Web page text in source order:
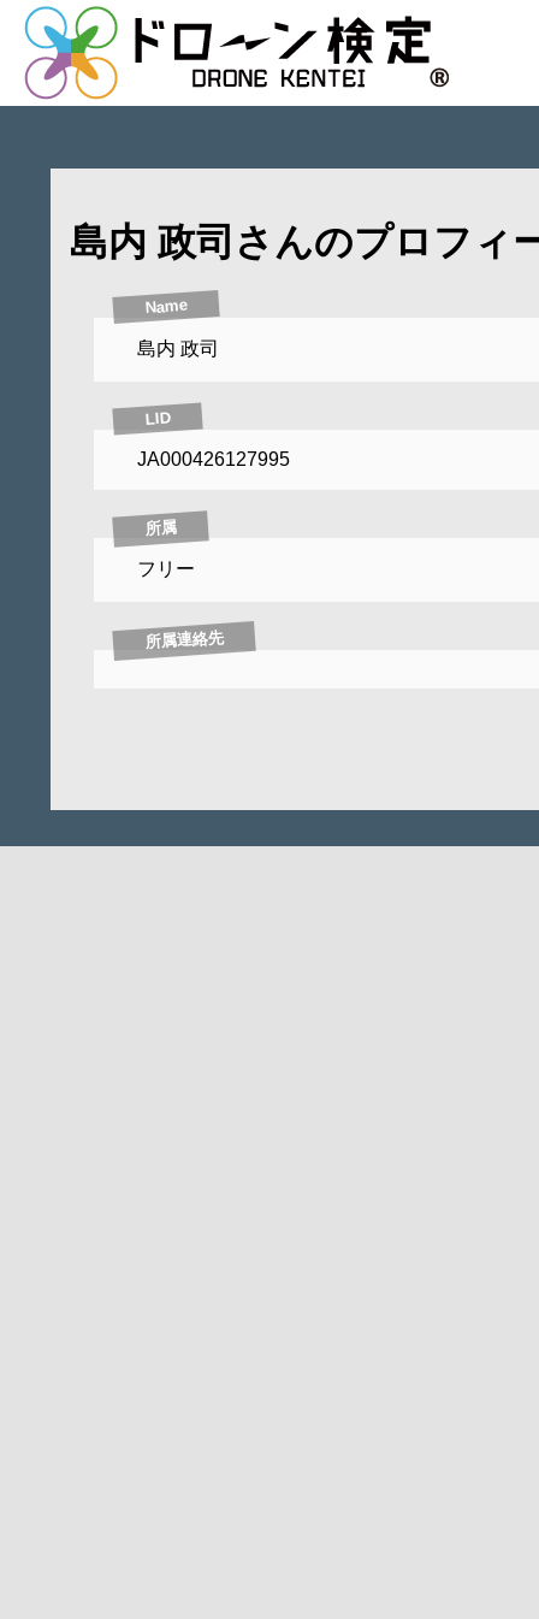
島内 政司さんのプロフィ
Name
島内 政司
LID
JA000426127995
所属
フリー
所属連絡先